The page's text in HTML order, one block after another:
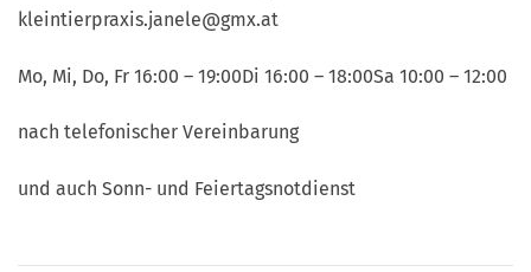
kleintierpraxis.janele@gmx.at
Mo, Mi, Do, Fr 16:00 – 19:00Di 16:00 – 18:00Sa 10:00 – 12:00
nach telefonischer Vereinbarung
und auch Sonn- und Feiertagsnotdienst